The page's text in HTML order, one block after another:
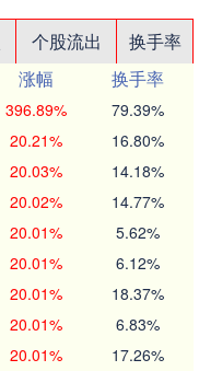
个股流出
换手率
涨幅
换手率
396.89% 79.39%
20.21% 16.80%
20.03% 14.18%
20.02% 14.77%
20.01% 5.62%
20.01% 6.12%
20.01% 18.37%
20.01% 6.83%
20.01% 17.26%